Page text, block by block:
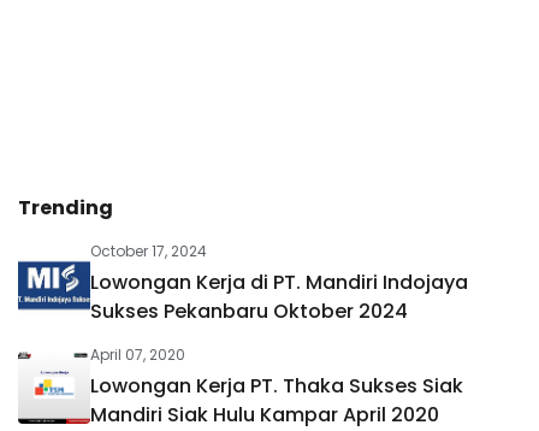
Trending
October 17, 2024
Lowongan Kerja di PT. Mandiri Indojaya
Sukses Pekanbaru Oktober 2024
April 07, 2020
Lowongan Kerja PT. Thaka Sukses Siak
Mandiri Siak Hulu Kampar April 2020